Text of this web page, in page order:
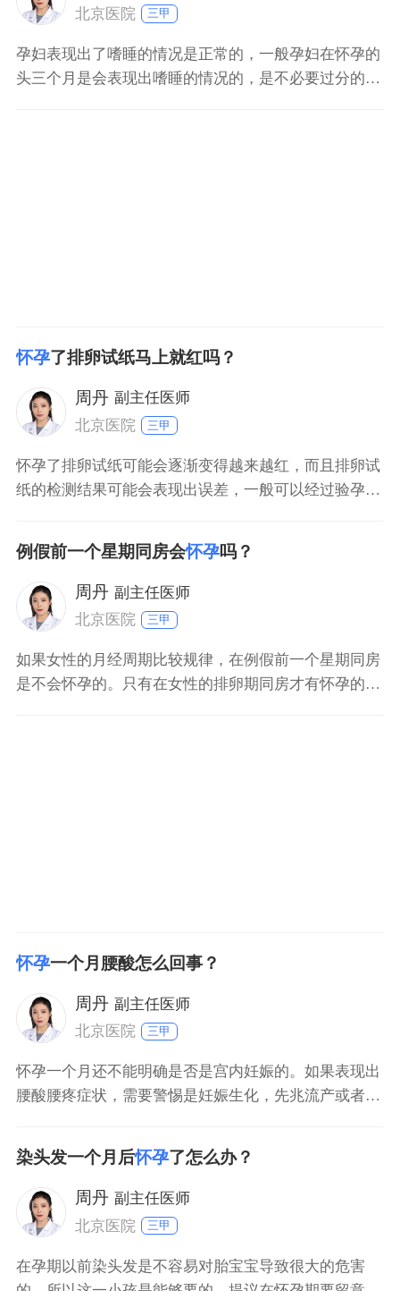
北京医院
三甲
孕妇表现出了嗜睡的情况是正常的，一般孕妇在怀孕的
头三个月是会表现出嗜睡的情况的，是不必要过分的担
怀孕了排卵试纸马上就红吗？
周丹 副主任医师
北京医院
三甲
怀孕了排卵试纸可能会逐渐变得越来越红，而且排卵试
纸的检测结果可能会表现出误差，一般可以经过验孕棒
孕。如果结果显示已经怀孕，就需要定时去医院进行产
前检查，平时要注意多休息，不可以进行剧烈运动，如
果结果显示没有怀孕，就需要调整好心态，明确好排卵
时期做好怀孕
例假前一个星期同房会怀孕吗？
周丹 副主任医师
北京医院
三甲
如果女性的月经周期比较规律，在例假前一个星期同房
是不会怀孕的。只有在女性的排卵期同房才有怀孕的可
怀孕一个月腰酸怎么回事？
周丹 副主任医师
北京医院
三甲
怀孕一个月还不能明确是否是宫内妊娠的。如果表现出
腰酸腰疼症状，需要警惕是妊娠生化，先兆流产或者宫
判断。如果数值较低，需要一周后行阴超明确宫内妊
娠，确诊后结合保胎治疗。腰酸是中医肾虚表现，可以
结合中药补肾益气安胎，尽量注意休息。
染头发一个月后怀孕了怎么办？
周丹 副主任医师
北京医院
三甲
在孕期以前染头发是不容易对胎宝宝导致很大的危害